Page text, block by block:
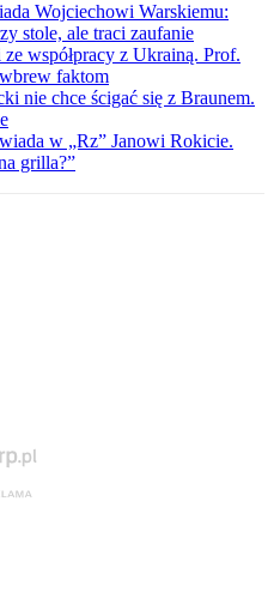
Wojciechowi Warskiemu:
stole, ale traci zaufanie
współpracy z Ukrainą. Prof.
faktom
nie chce ścigać się z Braunem.
w „Rz” Janowi Rokicie.
grilla?”